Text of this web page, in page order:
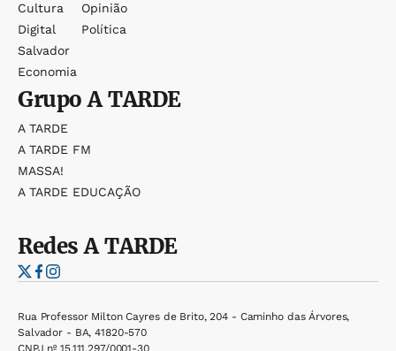
Cultura
Digital
Salvador
Economia
Opinião
Política
GrupoA TARDE
A TARDE
A TARDE FM
MASSA!
A TARDE EDUCAÇÃO
RedesA TARDE
Rua Professor Milton Cayres de Brito, 204 - Caminho das Árvores,
Salvador - BA, 41820-570
CNPJ nº 15.111.297/0001-30